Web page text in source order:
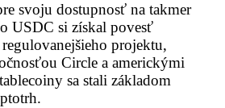
svoju dostupnosť na takmer
USDC si získal povesť
projektu,
Circle a americkými
sa stali základom